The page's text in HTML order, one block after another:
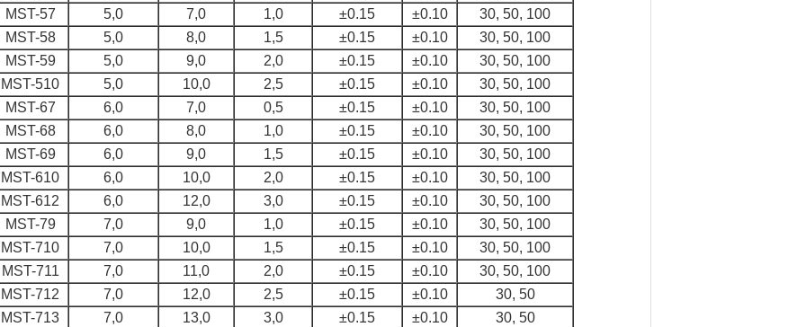
MST-57
5,0 7,0 1,0 ±0.15 ±0.10
30, 50, 100
MST-58
5,0 8,0 1,5 ±0.15 ±0.10
30, 50, 100
MST-59
5,0 9,0 2,0 ±0.15 ±0.10
30, 50, 100
MST-510
5,0 10,0 2,5 ±0.15 ±0.10
30, 50, 100
MST-67
6,0 7,0 0,5 ±0.15 ±0.10
30, 50, 100
MST-68
6,0 8,0 1,0 ±0.15 ±0.10
30, 50, 100
MST-69
6,0 9,0 1,5 ±0.15 ±0.10
30, 50, 100
MST-610
6,0 10,0 2,0 ±0.15 ±0.10
30, 50, 100
MST-612
6,0 12,0 3,0 ±0.15 ±0.10
30, 50, 100
MST-79
7,0 9,0 1,0 ±0.15 ±0.10
30, 50, 100
MST-710
7,0 10,0 1,5 ±0.15 ±0.10
30, 50, 100
MST-711
7,0 11,0 2,0 ±0.15 ±0.10
30, 50, 100
MST-712
7,0 12,0 2,5 ±0.15 ±0.10
30, 50
MST-713
7,0 13,0 3,0 ±0.15 ±0.10
30, 50